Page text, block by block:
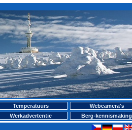
Temperatuurs
Webcamera's
Werkadvertentie
Berg-kennismaking